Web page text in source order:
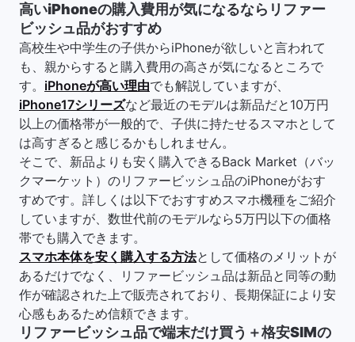
高いiPhoneの購入費用が気になるならリファー
ビッシュ品がおすすめ
高校生や中学生の子供からiPhoneが欲しいと言われて
も、親からすると購入費用の高さが気になるところで
す。 iPhoneが高い理由でも解説していますが、
iPhone17シリーズなど最近のモデルは新品だと10万円
以上の価格帯が一般的で、子供に持たせるスマホとして
は高すぎると感じるかもしれません。
そこで、新品よりも安く購入できるBack Market（バッ
クマーケット）のリファービッシュ品のiPhoneがおす
すめです。詳しくは以下でおすすめスマホ機種をご紹介
していますが、数世代前のモデルなら5万円以下の価格
帯でも購入できます。
スマホ本体を安く購入する方法として価格のメリットが
あるだけでなく、リファービッシュ品は新品と同等の動
作が確認された上で販売されており、長期保証により安
心感もあるため信頼できます。
リファービッシュ品で端末だけ買う＋格安SIMの